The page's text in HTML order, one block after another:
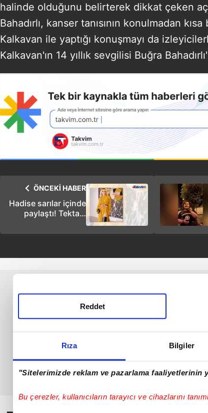
Rıza Bilgiler
"Sitelerimizde reklam ve pazarlama faaliyetlerinin
Bu çerezler, kullanıcıların tarayıcı ve cihazlarını
Reddet
halinde olduğunu belirterek dikkat çeken
Bahadırlı, kanser tanısının konulmadan
Kalkavan ile yaptığı konuşmayı da
Kalkavan'ın 14 yıllık sevgilisi Buğra
ÖNCEKİ HABER
Hadise sarılar içinde
paylaştı! Tektaşı